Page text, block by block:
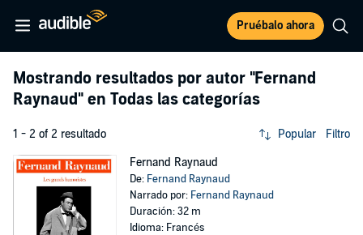
Pruébalo ahora
Mostrando resultados por autor "Fernand
Raynaud" en Todas las categorías
1 - 2 of 2 resultado Popular Filtro
Fernand Raynaud
De: Fernand Raynaud
Narrado por: Fernand Raynaud
Duración: 32 m
Idioma: Francés